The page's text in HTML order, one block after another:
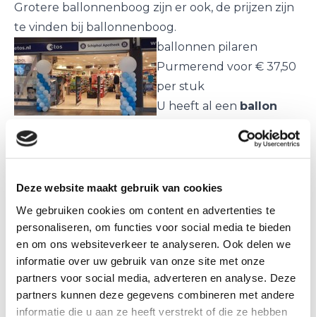
Deze website maakt gebruik van cookies
We gebruiken cookies om content en advertenties te
personaliseren, om functies voor social media te bieden
en om ons websiteverkeer te analyseren. Ook delen we
informatie over uw gebruik van onze site met onze
partners voor social media, adverteren en analyse. Deze
partners kunnen deze gegevens combineren met andere
informatie die u aan ze heeft verstrekt of die ze hebben
Grotere ballonnenboog zijn er ook, de prijzen zijn
te vinden bij ballonnenboog.
ballonnen pilaren
Purmerend voor € 37,50
per stuk
U heeft al een ballon
Dit is voor een ballon pilaar van c.a. 2,25 meter
Een ballon staander met een grote top ballon zijn
€ 40,00 per stuk.
Afwijkende maten en top ballonnen zijn te vinden
bij ballonnen pilaren.
helium ballonnen
Purmerend vanaf € 1,90